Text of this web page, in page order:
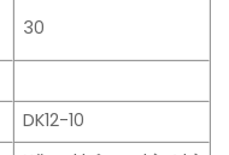
30
DK12-10